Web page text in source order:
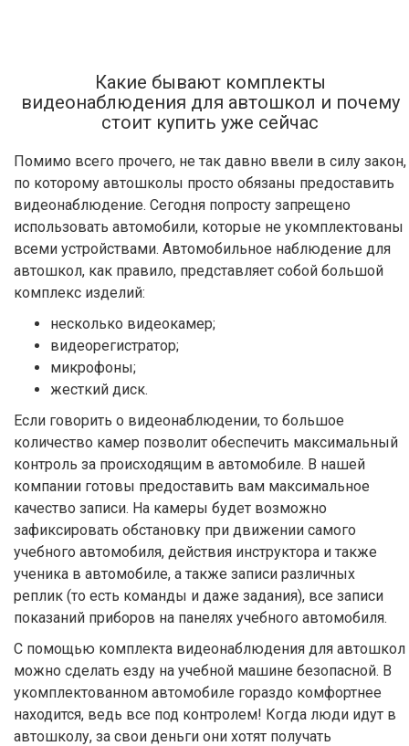
Какие бывают комплекты
видеонаблюдения для автошкол и почему
стоит купить уже сейчас
Помимо всего прочего, не так давно ввели в силу закон,
по которому автошколы просто обязаны предоставить
видеонаблюдение. Сегодня попросту запрещено
использовать автомобили, которые не укомплектованы
всеми устройствами. Автомобильное наблюдение для
автошкол, как правило, представляет собой большой
комплекс изделий:
несколько видеокамер;
видеорегистратор;
микрофоны;
жесткий диск.
Если говорить о видеонаблюдении, то большое
количество камер позволит обеспечить максимальный
контроль за происходящим в автомобиле. В нашей
компании готовы предоставить вам максимальное
качество записи. На камеры будет возможно
зафиксировать обстановку при движении самого
учебного автомобиля, действия инструктора и также
ученика в автомобиле, а также записи различных
реплик (то есть команды и даже задания), все записи
показаний приборов на панелях учебного автомобиля.
С помощью комплекта видеонаблюдения для автошкол
можно сделать езду на учебной машине безопасной. В
укомплектованном автомобиле гораздо комфортнее
находится, ведь все под контролем! Когда люди идут в
автошколу, за свои деньги они хотят получать